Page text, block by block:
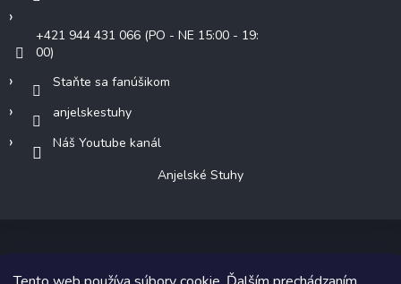
+421 944 431 066 (PO - NE 15:00 - 19:
00)
Staňte sa fanúšikom
anjelskestuhy
Náš Youtube kanál
Anjelské Stuhy